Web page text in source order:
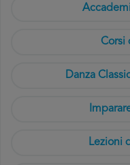
Corsi
Danza
Lezioni